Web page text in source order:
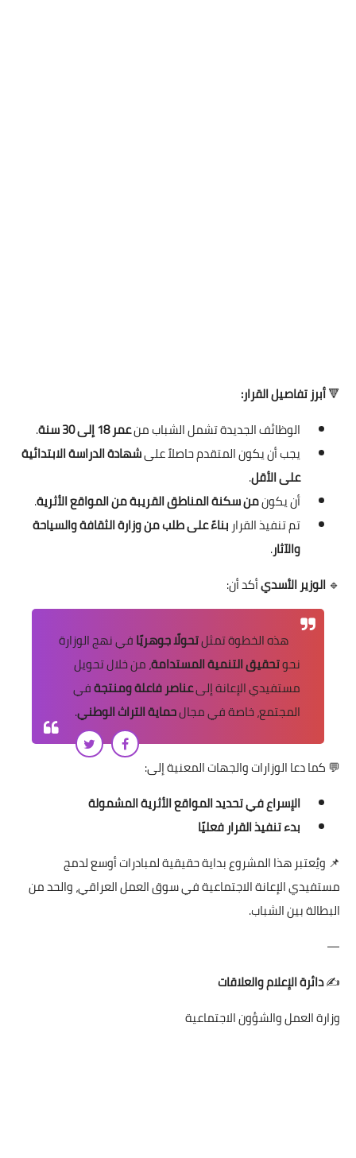
🔻أبرز تفاصيل القرار:
الوظائف الجديدة تشمل الشباب منعمر 18 إلى 30 سنة
.
يجب أن يكون المتقدم حاصلاً علىشهادة الدراسة الابتدائية
على الأقل.
أن يكونمن سكنة المناطق القريبة من المواقع الأثرية.
تم تنفيذ القرار بناءً على طلب من وزارة الثقافة والسياحة
والآثار.
🔹الوزير الأسديأكد أن:
هذه الخطوة تمثلتحولًا جوهريًافي نهج الوزارة
نحوتحقيق التنمية المستدامة، من خلال تحويل
مستفيدي الإعانة إلىعناصر فاعلة ومنتجةفي
المجتمع، خاصة في مجالحماية التراث الوطني.
💬 كما دعا الوزارات والجهات المعنية إلى:
الإسراع في تحديد المواقع الأثرية المشمولة
بدء تنفيذ القرار فعليًا
📌 ويُعتبر هذا المشروع بداية حقيقية لمبادرات أوسع لدمج
مستفيدي الإعانة الاجتماعية في سوق العمل العراقي، والحد من
البطالة بين الشباب.
—
✍️دائرة الإعلام والعلاقات
وزارة العمل والشؤون الاجتماعية